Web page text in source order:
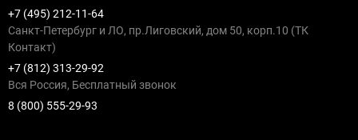
+7 (495) 212-11-64
Санкт-Петербург и ЛО, пр.Лиговский, дом 50, корп.10 (ТК
Контакт)
+7 (812) 313-29-92
Вся Россия, Бесплатный звонок
8 (800) 555-29-93